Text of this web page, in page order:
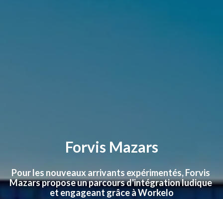
Forvis Mazars
Pour les nouveaux arrivants expérimentés, Forvis
Mazars propose un parcours d'intégration ludique
et engageant grâce à Workelo